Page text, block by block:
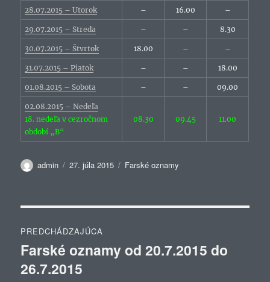
28.07.2015 – Utorok – 16.00 –
29.07.2015 – Streda – – 8.30
30.07.2015 – Štvrtok 18.00 – –
31.07.2015 – Piatok – – 18.00
01.08.2015 – Sobota – – 09.00
02.08.2015 – Nedeľa
18. nedeľa v cezročnom
období „B“
08.30 09.45 11.00
Autor
admin Publikované
27. júla 2015 Kategórie
Farské oznamy
v
článku
PREDCHÁDZAJÚCA
Predchádzajúci
článok:
Farské oznamy od 20.7.2015 do
26.7.2015